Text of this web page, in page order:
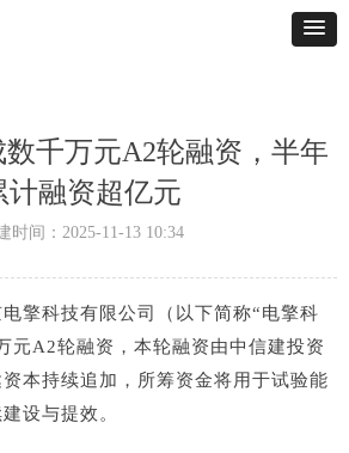
千万元A2轮融资，半年
计融资超亿元
擎科技有限公司（以下简称“电擎科
元A2轮融资，本轮融资由中信建投资
本持续追加，所筹资金将用于试验能
设与提效。
时间： 2025-11-13 10:34